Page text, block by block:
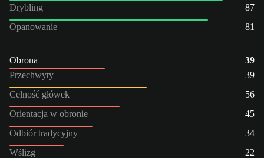
Drybling
87
Opanowanie
81
Obrona
39
Przechwyty
39
Celność główek
56
Orientacja w obronie
45
Odbiór tradycyjny
34
Wślizg
22